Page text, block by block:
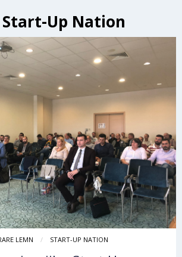
Start-Up Nation
LEMN START-UP NATION